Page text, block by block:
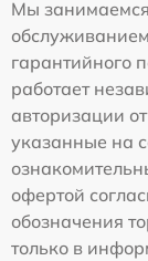
Мы
гарантийного
работает
авторизации
указанные на
офертой
обозначения
только в